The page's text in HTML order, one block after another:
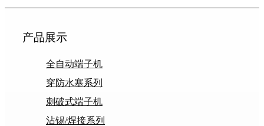
产品展示
全自动端子机
穿防水塞系列
刺破式端子机
沾锡/焊接系列